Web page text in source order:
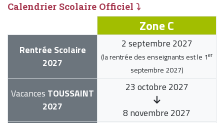
Calendrier Scolaire Officiel ⤵
Zone C
Rentrée Scolaire
2027
2 septembre 2027
(la rentrée des enseignants est le 1er
septembre 2027)
Vacances TOUSSAINT
2027
23 octobre 2027
8 novembre 2027